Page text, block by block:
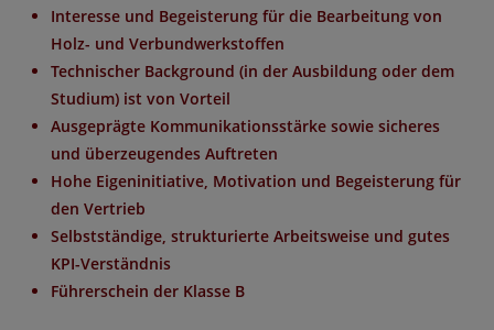
Interesse und Begeisterung für die Bearbeitung von
Holz- und Verbundwerkstoffen
Technischer Background (in der Ausbildung oder dem
Studium) ist von Vorteil
Ausgeprägte Kommunikationsstärke sowie sicheres
und überzeugendes Auftreten
Hohe Eigeninitiative, Motivation und Begeisterung für
den Vertrieb
Selbstständige, strukturierte Arbeitsweise und gutes
KPI-Verständnis
Führerschein der Klasse B